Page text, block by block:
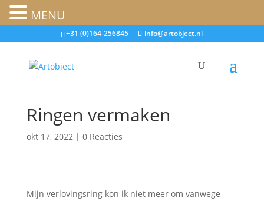
+31 (0)164-256845 info@artobject.nl
Ringen vermaken
okt 17, 2022| 0 Reacties
Mijn verlovingsring kon ik niet meer om vanwege
MENU